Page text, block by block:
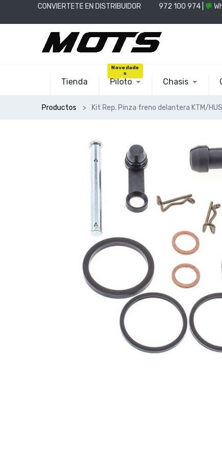
CONVIERTETE EN DISTRIBUIDOR 972 100 974 | 💬
Tienda Piloto
Novedade
s
Chasis
Productos Kit Rep. Pinza freno delantera KTM/